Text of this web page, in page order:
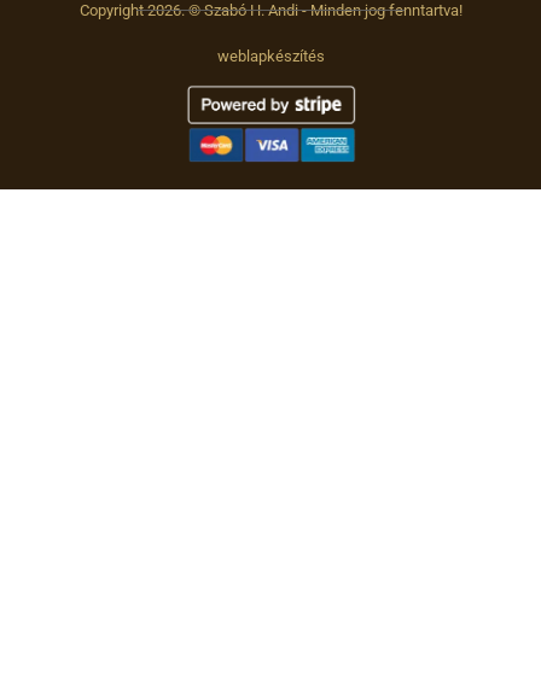
Copyright 2026. © Szabó H. Andi - Minden jog fenntartva!
weblapkészítés